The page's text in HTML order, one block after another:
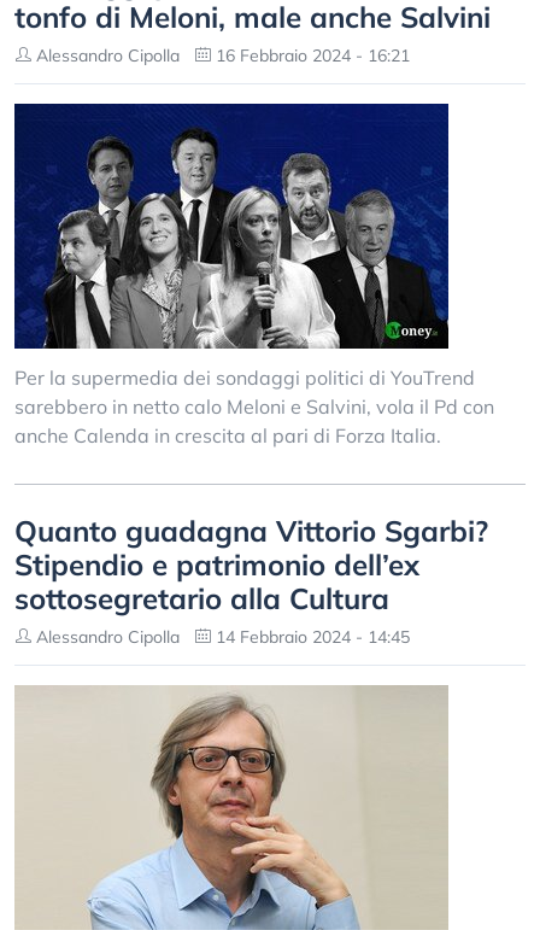
tonfo di Meloni, male anche Salvini
Alessandro Cipolla 16 Febbraio 2024 - 16:21
Per la supermedia dei sondaggi politici di YouTrend
sarebbero in netto calo Meloni e Salvini, vola il Pd con
anche Calenda in crescita al pari di Forza Italia.
Quanto guadagna Vittorio Sgarbi?
Stipendio e patrimonio dell’ex
sottosegretario alla Cultura
Alessandro Cipolla 14 Febbraio 2024 - 14:45